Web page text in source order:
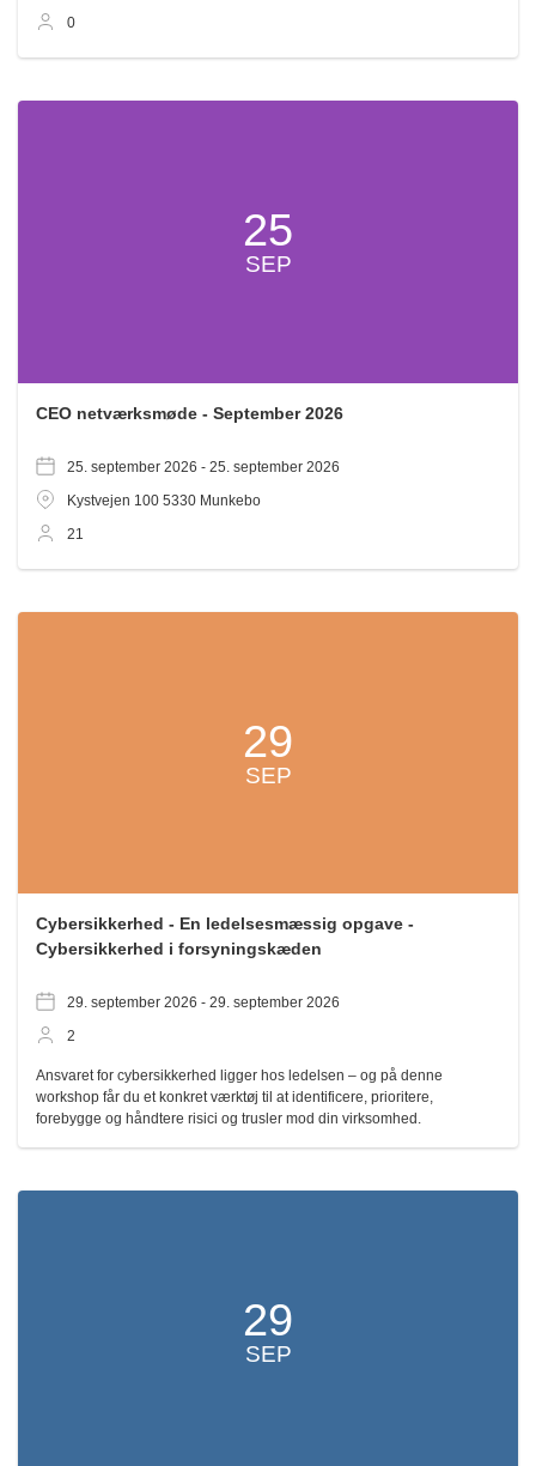
0
25
SEP
CEO netværksmøde - September 2026
25. september 2026 - 25. september 2026
Kystvejen 100 5330 Munkebo
21
29
SEP
Cybersikkerhed - En ledelsesmæssig opgave -
Cybersikkerhed i forsyningskæden
29. september 2026 - 29. september 2026
2
Ansvaret for cybersikkerhed ligger hos ledelsen – og på denne
workshop får du et konkret værktøj til at identificere, prioritere,
forebygge og håndtere risici og trusler mod din virksomhed.
29
SEP